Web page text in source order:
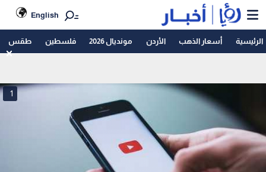
English
الرئيسية أسعار الذهب الأردن مونديال 2026 فلسطين طقس
1